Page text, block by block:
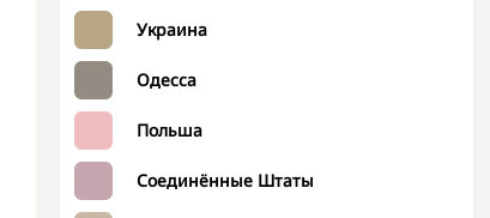
Украина
Одесса
Польша
Соединённые Штаты